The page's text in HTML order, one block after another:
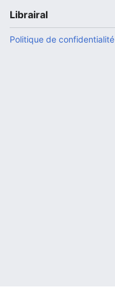
Librairal
Politique de confidentialité